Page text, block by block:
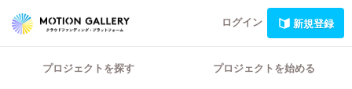
ログイン 新規登録
プロジェクトを探す プロジェクトを始める